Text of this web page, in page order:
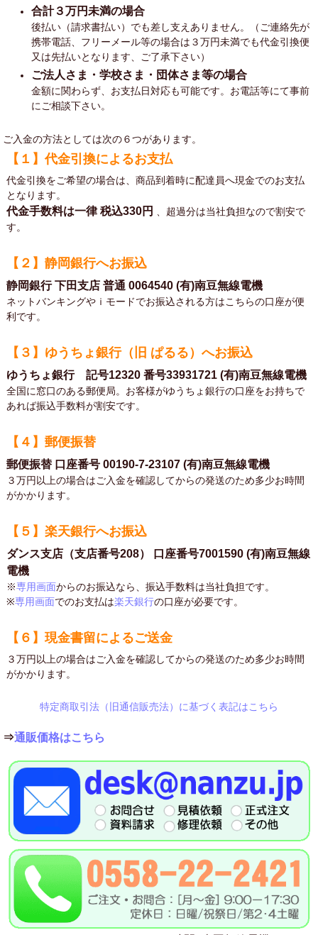
合計３万円未満の場合
後払い（請求書払い）でも差し支えありません。（ご連絡先が
携帯電話、フリーメール等の場合は３万円未満でも代金引換便
又は先払いとなります、ご了承下さい）
ご法人さま・学校さま・団体さま等の場合
金額に関わらず、お支払日対応も可能です。お電話等にて事前
にご相談下さい。
ご入金の方法としては次の６つがあります。
【１】代金引換によるお支払
代金引換をご希望の場合は、商品到着時に配達員へ現金でのお支払
となります。
代金手数料は一律税込330円
、超過分は当社負担なので割安で
す。
【２】静岡銀行へお振込
静岡銀行 下田支店 普通 0064540 (有)南豆無線電機
ネットバンキングやｉモードでお振込される方はこちらの口座が便
利です。
【３】ゆうちょ銀行（旧 ぱるる）へお振込
ゆうちょ銀行 記号12320 番号33931721 (有)南豆無線電機
全国に窓口のある郵便局。お客様がゆうちょ銀行の口座をお持ちで
あれば振込手数料が割安です。
【４】郵便振替
郵便振替 口座番号 00190-7-23107 (有)南豆無線電機
３万円以上の場合はご入金を確認してからの発送のため多少お時間
がかかります。
【５】楽天銀行へお振込
ダンス支店（支店番号208） 口座番号7001590 (有)南豆無線
電機
※専用画面からのお振込なら、振込手数料は当社負担です。
※専用画面でのお支払は楽天銀行の口座が必要です。
【６】現金書留によるご送金
３万円以上の場合はご入金を確認してからの発送のため多少お時間
がかかります。
特定商取引法（旧通信販売法）に基づく表記はこちら
⇒通販価格はこちら